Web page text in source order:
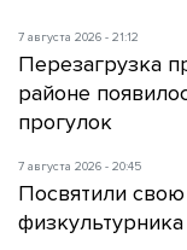
7 августа 2026 - 21:12
Перезагрузка
районе
прогулок
7 августа 2026 - 20:45
Посвятили